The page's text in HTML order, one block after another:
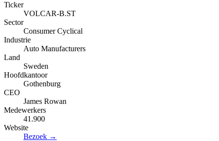
Ticker
VOLCAR-B.ST
Sector
Consumer Cyclical
Industrie
Auto Manufacturers
Land
Sweden
Hoofdkantoor
Gothenburg
CEO
James Rowan
Medewerkers
41.900
Website
Bezoek →